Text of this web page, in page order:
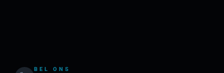
BEL ONS